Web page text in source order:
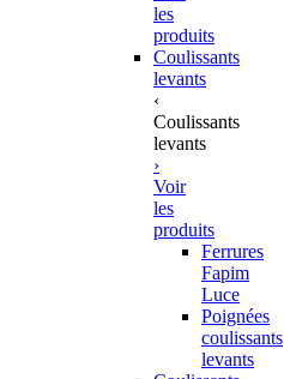
les
produits
Coulissants
levants
‹
Coulissants
levants
›
Voir
les
produits
Ferrures
Fapim
Luce
Poignées
coulissants
levants